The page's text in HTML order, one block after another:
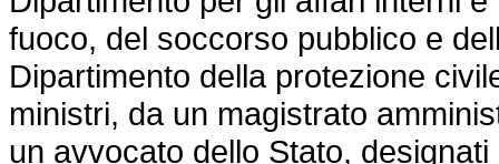
fuoco, del soccorso pubblico e
Dipartimento della protezione
ministri, da un magistrato
un avvocato dello Stato,